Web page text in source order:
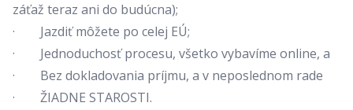
záťaž teraz ani do budúcna);
· Jazdiť môžete po celej EÚ;
· Jednoduchosť procesu, všetko vybavíme online, a
· Bez dokladovania príjmu, a v neposlednom rade
· ŽIADNE STAROSTI.